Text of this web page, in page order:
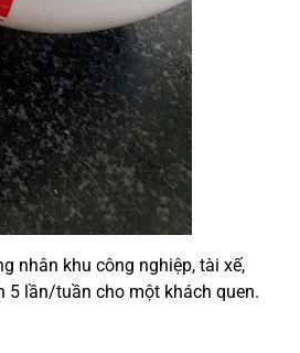
nhân khu công nghiệp, tài xế,
5 lần/tuần cho một khách quen.